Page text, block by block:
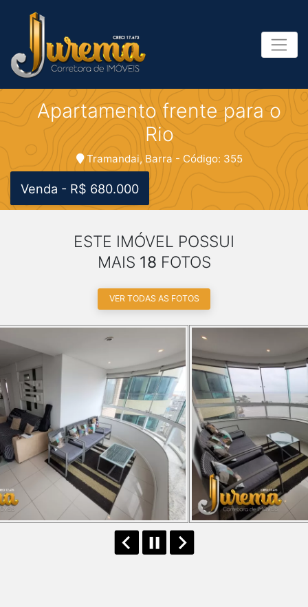
Apartamento frente para o
Rio
Tramandai, Barra - Código: 355
Venda - R$ 680.000
ESTE IMÓVEL POSSUI
MAIS 18 FOTOS
VER TODAS AS FOTOS